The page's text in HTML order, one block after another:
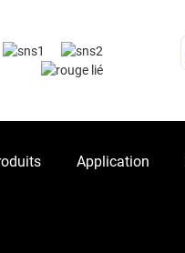
Application